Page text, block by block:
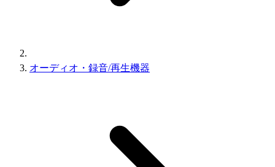
オーディオ・録音/再生機器